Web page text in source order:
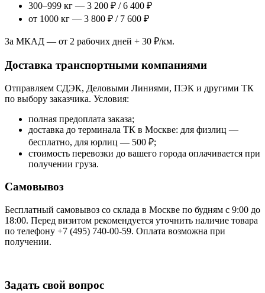
300–999 кг — 3 200 ₽ / 6 400 ₽
от 1000 кг — 3 800 ₽ / 7 600 ₽
За МКАД — от 2 рабочих дней + 30 ₽/км.
Доставка транспортными компаниями
Отправляем СДЭК, Деловыми Линиями, ПЭК и другими ТК
по выбору заказчика. Условия:
полная предоплата заказа;
доставка до терминала ТК в Москве: для физлиц —
бесплатно, для юрлиц — 500 ₽;
стоимость перевозки до вашего города оплачивается при
получении груза.
Самовывоз
Бесплатный самовывоз со склада в Москве по будням с 9:00 до
18:00. Перед визитом рекомендуется уточнить наличие товара
по телефону +7 (495) 740-00-59. Оплата возможна при
получении.
Задать свой вопрос